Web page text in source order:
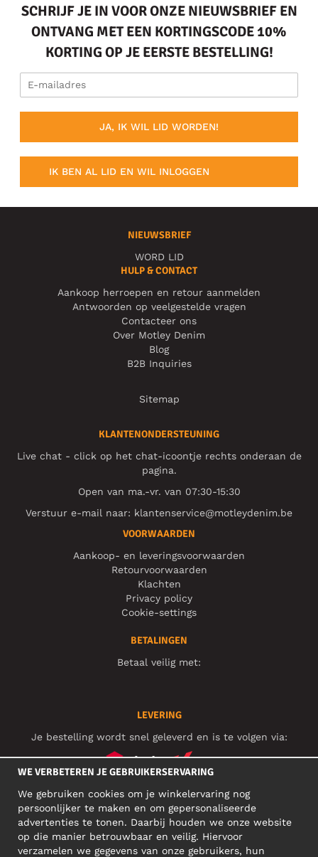
SCHRIJF JE IN VOOR ONZE NIEUWSBRIEF EN
ONTVANG MET EEN KORTINGSCODE 10%
KORTING OP JE EERSTE BESTELLING!
JA, IK WIL LID WORDEN!
IK BEN AL LID EN WIL INLOGGEN
NIEUWSBRIEF
WORD LID
HULP & CONTACT
Aankoop herroepen en retour aanmelden
Antwoorden op veelgestelde vragen
Contacteer ons
Over Motley Denim
Blog
B2B Inquiries
Sitemap
KLANTENONDERSTEUNING
Live chat - click op het chat-icoontje rechts onderaan de
pagina.
Open van ma.-vr. van 07:30-15:30
Verstuur e-mail naar: klantenservice@motleydenim.be
VOORWAARDEN
Aankoop- en leveringsvoorwaarden
Retourvoorwaarden
Klachten
Privacy policy
Cookie-settings
BETALINGEN
Betaal veilig met:
LEVERING
Je bestelling wordt snel geleverd en is te volgen via:
SOCIAL MEDIA
ZAKELIJK ADRES
WE VERBETEREN JE GEBRUIKERSERVARING
We gebruiken cookies om je winkelervaring nog
persoonlijker te maken en om gepersonaliseerde
advertenties te tonen. Daarbij houden we onze website
op die manier betrouwbaar en veilig. Hiervoor
verzamelen we gegevens van onze gebruikers, hun